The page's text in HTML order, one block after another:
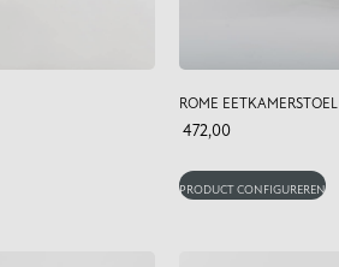
ROME EETKAMERSTOEL
472,00
PRODUCT CONFIGUREREN